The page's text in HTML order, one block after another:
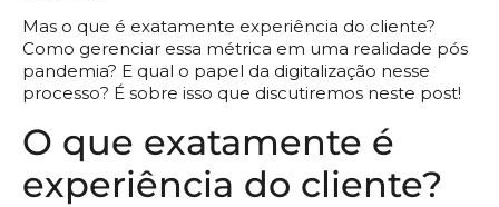
Mas o que é exatamente experiência do cliente?
Como gerenciar essa métrica em uma realidade pós
pandemia? E qual o papel da digitalização nesse
processo? É sobre isso que discutiremos neste post!
O que exatamente é
experiência do cliente?